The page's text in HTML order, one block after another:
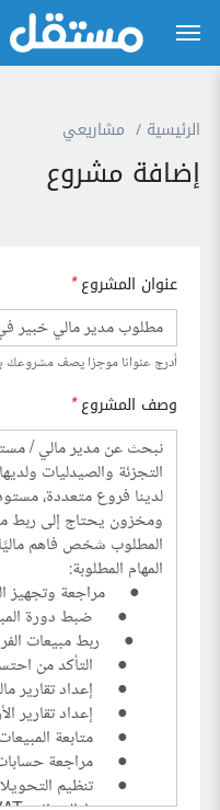
الرئيسية مشاريعي
إضافة مشروع
عنوان المشروع*
أدرج عنوانا موجزا يصف مشروعك
وصف المشروع*